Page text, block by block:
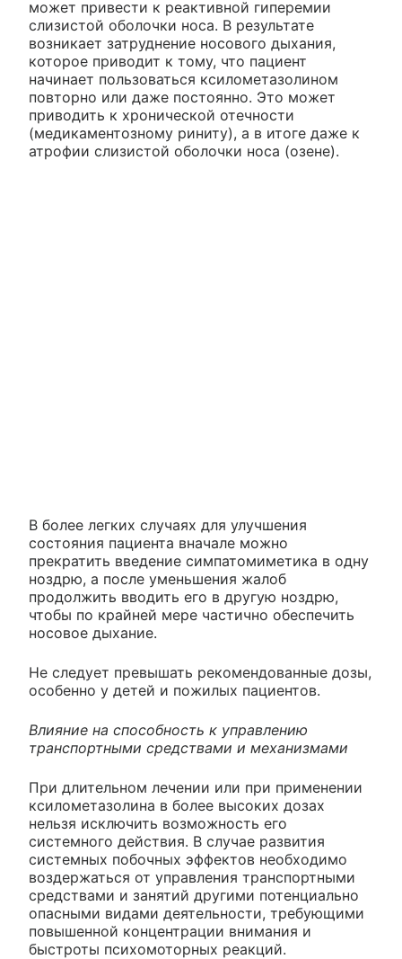
может привести к реактивной гиперемии
слизистой оболочки носа. В результате
возникает затруднение носового дыхания,
которое приводит к тому, что пациент
начинает пользоваться ксилометазолином
повторно или даже постоянно. Это может
приводить к хронической отечности
(медикаментозному риниту), а в итоге даже к
атрофии слизистой оболочки носа (озене).
В более легких случаях для улучшения
состояния пациента вначале можно
прекратить введение симпатомиметика в одну
ноздрю, а после уменьшения жалоб
продолжить вводить его в другую ноздрю,
чтобы по крайней мере частично обеспечить
носовое дыхание.
Не следует превышать рекомендованные дозы,
особенно у детей и пожилых пациентов.
Влияние на способность к управлению
транспортными средствами и механизмами
При длительном лечении или при применении
ксилометазолина в более высоких дозах
нельзя исключить возможность его
системного действия. В случае развития
системных побочных эффектов необходимо
воздержаться от управления транспортными
средствами и занятий другими потенциально
опасными видами деятельности, требующими
повышенной концентрации внимания и
быстроты психомоторных реакций.